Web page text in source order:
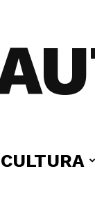
CULTURA